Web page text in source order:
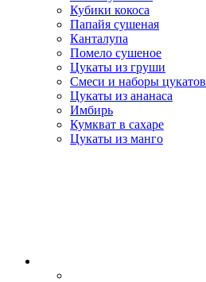
Кубики кокоса
Папайя сушеная
Канталупа
Помело сушеное
Цукаты из груши
Смеси и наборы цукатов
Цукаты из ананаса
Имбирь
Кумкват в сахаре
Цукаты из манго